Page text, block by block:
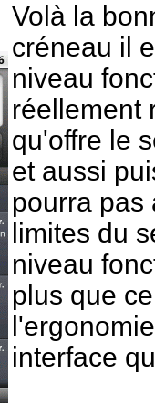
Volà la
créneau il
niveau
réellement
qu'offre le
et aussi
pourra pas
limites du
niveau
plus que
interface